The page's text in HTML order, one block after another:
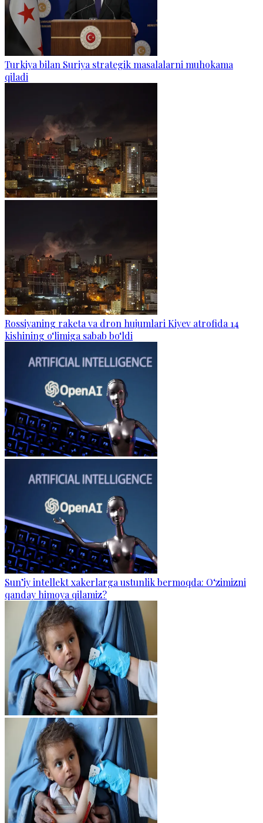
Turkiya bilan Suriya strategik masalalarni muhokama
qiladi
Rossiyaning raketa va dron hujumlari Kiyev atrofida 14
kishining o‘limiga sabab bo‘ldi
Sun’iy intellekt xakerlarga ustunlik bermoqda: O‘zimizni
qanday himoya qilamiz?